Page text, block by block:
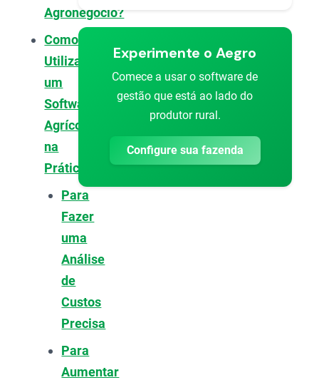
Agronegócio?
Como
Utilizar
um
Software
Agrícola
na
Prática
Para
Fazer
uma
Análise
de
Custos
Precisa
Para
Aumentar
Experimente o Aegro
Comece a usar o software de
gestão que está ao lado do
produtor rural.
Configure sua fazenda